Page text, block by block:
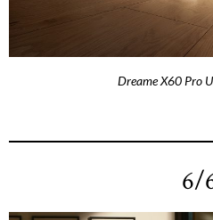
Dreame X60 Pro
6/